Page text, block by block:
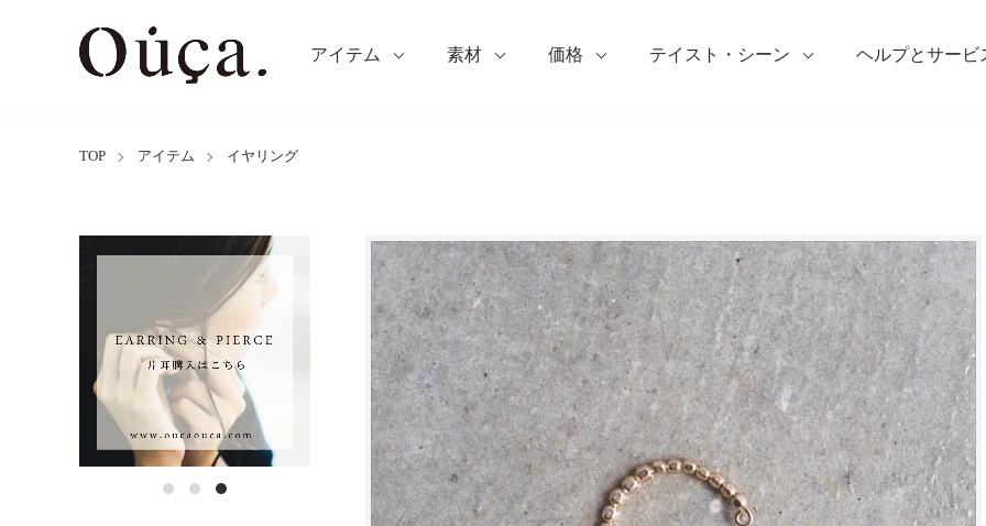
アイテム 素材 価格 テイスト・シーン ヘルプとサービ
TOP アイテム イヤリング